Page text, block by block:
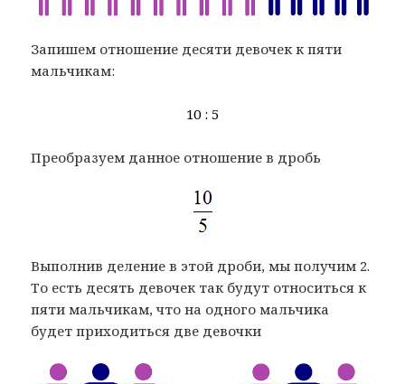
Запишем отношение десяти девочек к пяти
мальчикам:
10 : 5
Преобразуем данное отношение в дробь
Выполнив деление в этой дроби, мы получим 2.
То есть десять девочек так будут относиться к
пяти мальчикам, что на одного мальчика
будет приходиться две девочки